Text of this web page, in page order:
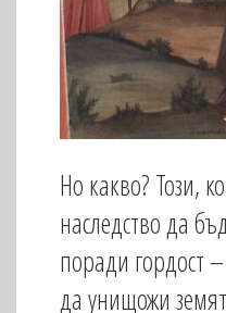
Но какво? Този,
наследство да
поради гордост
да унищожи